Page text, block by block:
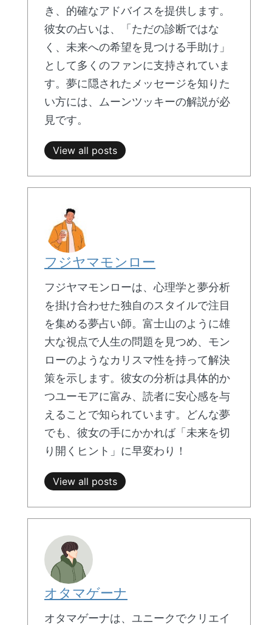
き、的確なアドバイスを提供します。
彼女の占いは、「ただの診断ではな
く、未来への希望を見つける手助け」
として多くのファンに支持されていま
す。夢に隠されたメッセージを知りた
い方には、ムーンツッキーの解説が必
見です。
View all posts
フジヤマモンロー
フジヤマモンローは、心理学と夢分析
を掛け合わせた独自のスタイルで注目
を集める夢占い師。富士山のように雄
大な視点で人生の問題を見つめ、モン
ローのようなカリスマ性を持って解決
策を示します。彼女の分析は具体的か
つユーモアに富み、読者に安心感を与
えることで知られています。どんな夢
でも、彼女の手にかかれば「未来を切
り開くヒント」に早変わり！
View all posts
オタマゲーナ
オタマゲーナは、ユニークでクリエイ